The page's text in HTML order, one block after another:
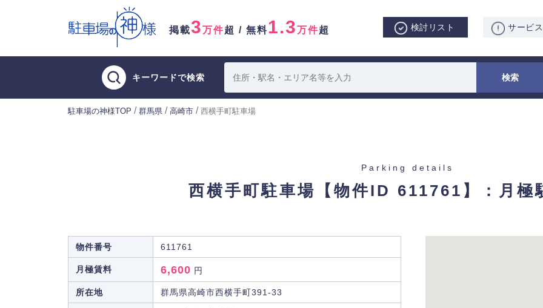
掲載3万件超 / 無料1.3万件超 検討リスト サービ
キーワードで検索
駐車場の神様TOP / 群馬県 / 高崎市 / 西横手町駐車場
Parking details
西横手町駐車場 【物件ID 611761】：月極
物件番号 611761
月極賃料 6,600 円
所在地 群馬県高崎市西横手町391-33